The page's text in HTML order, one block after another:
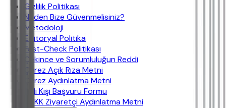
Gizlilik Politikası
Neden Bize Güvenmelisiniz?
Metodoloji
Editoryal Politika
Fast-Check Politikası
Çekince ve Sorumluluğun Reddi
Çerez Açık Rıza Metni
Çerez Aydınlatma Metni
İlgili Kişi Başvuru Formu
KVKK Ziyaretçi Aydınlatma Metni